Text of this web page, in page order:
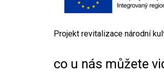
Projekt revitalizace národní
co u nás můžete